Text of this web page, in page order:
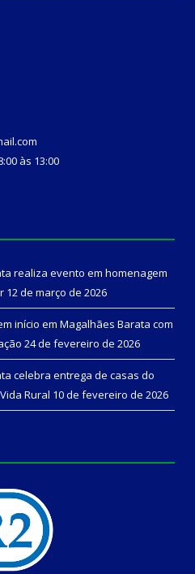
às 13:00
realiza evento em homenagem
12 de março de 2026
início em Magalhães Barata com
24 de fevereiro de 2026
celebra entrega de casas do
Rural 10 de fevereiro de 2026